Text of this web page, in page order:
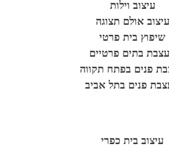
עיצוב וילות
עיצוב אולם תצוגה
שיפוץ בית פרטי
בתים פרטיים
פנים בפתח תקווה
פנים בתל אביב
עיצוב בית כפרי